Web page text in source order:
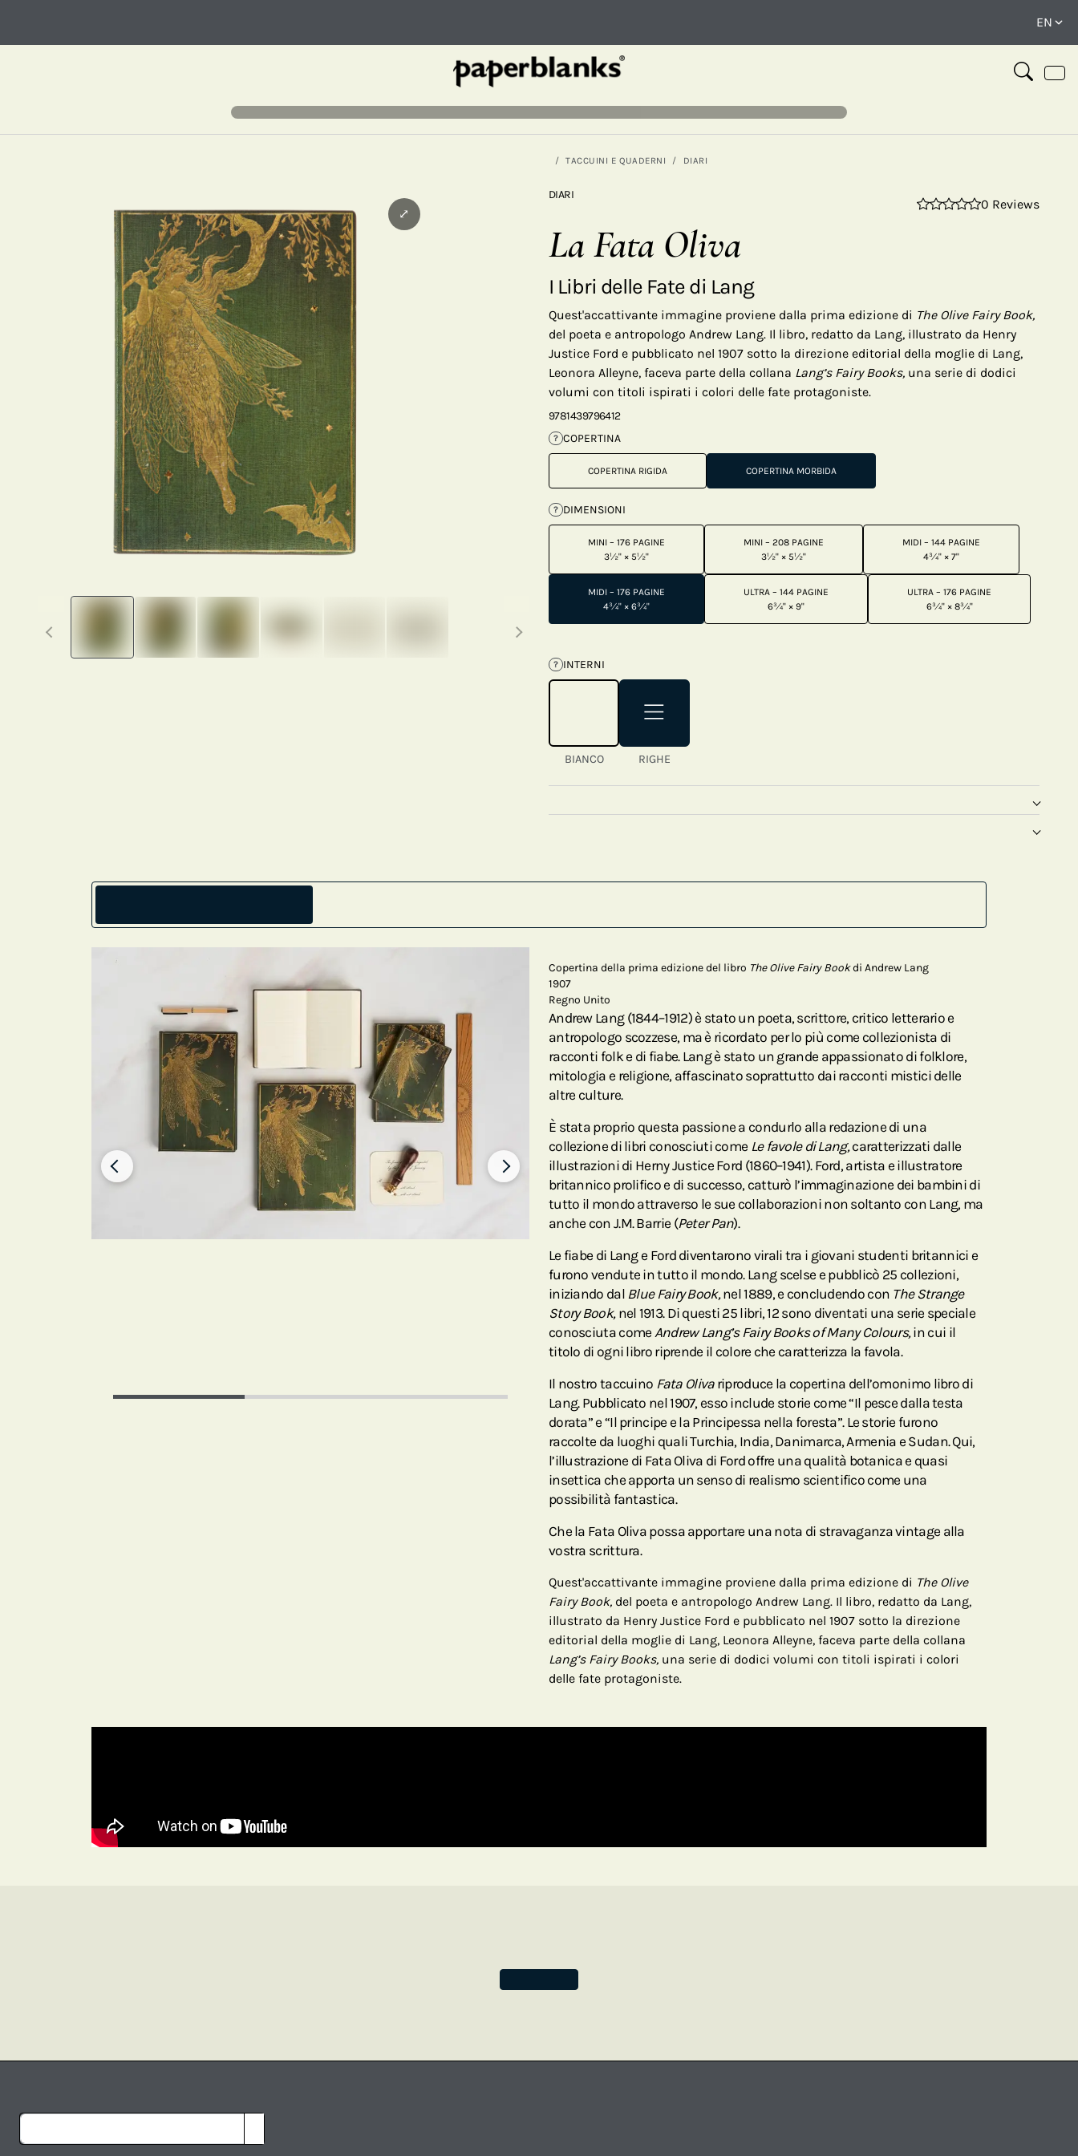
TACCUINI E QUADERNI DIARI
Previous thumbnails Next thumbnails
⤢
DIARI
0 Reviews
La Fata Oliva
I Libri delle Fate di Lang
Quest'accattivante immagine proviene dalla prima edizione di The Olive Fairy Book,
del poeta e antropologo Andrew Lang. Il libro, redatto da Lang, illustrato da Henry
Justice Ford e pubblicato nel 1907 sotto la direzione editorial della moglie di Lang,
Leonora Alleyne, faceva parte della collana Lang’s Fairy Books, una serie di dodici
volumi con titoli ispirati i colori delle fate protagoniste.
9781439796412
? COPERTINA
COPERTINA RIGIDA COPERTINA MORBIDA
? DIMENSIONI
MINI – 176 PAGINE
3½" × 5½"
MINI – 208 PAGINE
3½" × 5½"
MIDI – 144 PAGINE
4¾" × 7"
MIDI – 176 PAGINE
4¾" × 6¾"
ULTRA – 144 PAGINE
6¾" × 9"
ULTRA – 176 PAGINE
6¾" × 8¾"
? INTERNI
BIANCO RIGHE
Copertina della prima edizione del libro The Olive Fairy Bookdi Andrew Lang
1907
Regno Unito
Andrew Lang (1844–1912) è stato un poeta, scrittore, critico letterario e
antropologo scozzese, ma è ricordato per lo più come collezionista di
racconti folk e di fiabe. Lang è stato un grande appassionato di folklore,
mitologia e religione, affascinato soprattutto dai racconti mistici delle
altre culture.
È stata proprio questa passione a condurlo alla redazione di una
collezione di libri conosciuti come Le favole di Lang,caratterizzati dalle
illustrazioni di Herny Justice Ford (1860–1941). Ford, artista e illustratore
britannico prolifico e di successo, catturò l’immaginazione dei bambini di
tutto il mondo attraverso le sue collaborazioni non soltanto con Lang, ma
anche con J.M. Barrie (Peter Pan).
Le fiabe di Lang e Ford diventarono virali tra i giovani studenti britannici e
furono vendute in tutto il mondo. Lang scelse e pubblicò 25 collezioni,
iniziando dal Blue Fairy Book,nel 1889, e concludendo con The Strange
Story Book,nel 1913. Di questi 25 libri, 12 sono diventati una serie speciale
conosciuta come Andrew Lang’s Fairy Books of Many Colours,in cui il
titolo di ogni libro riprende il colore che caratterizza la favola.
Il nostro taccuino Fata Olivariproduce la copertina dell’omonimo libro di
Lang. Pubblicato nel 1907, esso include storie come “Il pesce dalla testa
dorata” e “Il principe e la Principessa nella foresta”. Le storie furono
raccolte da luoghi quali Turchia, India, Danimarca, Armenia e Sudan. Qui,
l’illustrazione di Fata Oliva di Ford offre una qualità botanica e quasi
insettica che apporta un senso di realismo scientifico come una
possibilità fantastica.
Che la Fata Oliva possa apportare una nota di stravaganza vintage alla
vostra scrittura.
Quest'accattivante immagine proviene dalla prima edizione di The Olive
Fairy Book, del poeta e antropologo Andrew Lang. Il libro, redatto da Lang,
illustrato da Henry Justice Ford e pubblicato nel 1907 sotto la direzione
editorial della moglie di Lang, Leonora Alleyne, faceva parte della collana
Lang’s Fairy Books, una serie di dodici volumi con titoli ispirati i colori
delle fate protagoniste.